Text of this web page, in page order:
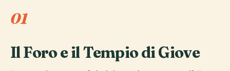
01
Il Foro e il Tempio di Giove